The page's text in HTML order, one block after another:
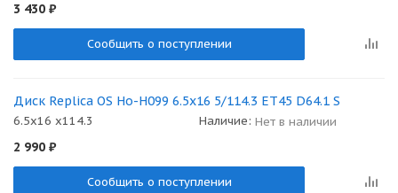
3 430 ₽
Сообщить о поступлении
Диск Replica OS Ho-H099 6.5x16 5/114.3 ET45 D64.1 S
6.5x16 x114.3 Наличие: Нет в наличии
2 990 ₽
Сообщить о поступлении